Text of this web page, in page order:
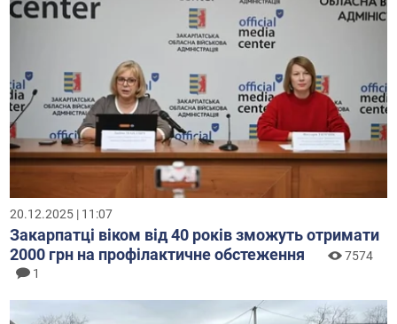
20.12.2025 | 11:07
Закарпатці віком від 40 років зможуть отримати
2000 грн на профілактичне обстеження
7574
1